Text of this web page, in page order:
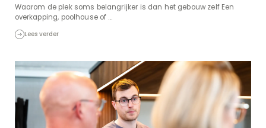
Waarom de plek soms belangrijker is dan het gebouw zelf Een
overkapping, poolhouse of ...
Lees verder